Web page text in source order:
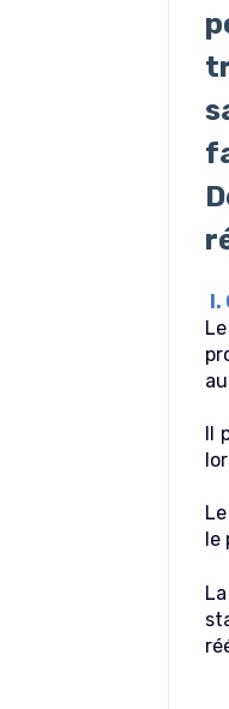
I.
Il